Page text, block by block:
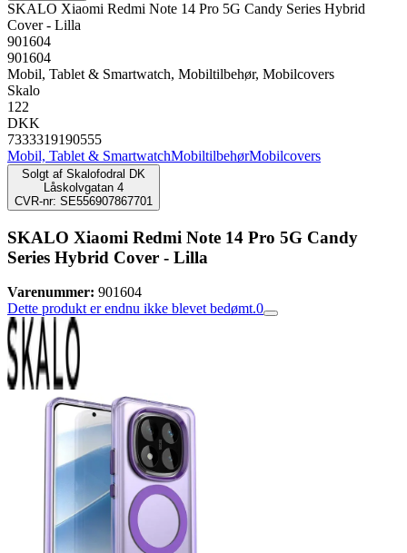
SKALO Xiaomi Redmi Note 14 Pro 5G Candy Series Hybrid
Cover - Lilla
901604
901604
Mobil, Tablet & Smartwatch, Mobiltilbehør, Mobilcovers
Skalo
122
DKK
7333319190555
Mobil, Tablet & SmartwatchMobiltilbehørMobilcovers
Solgt af Skalofodral DK
Låskolvgatan 4
CVR-nr: SE556907867701
SKALO Xiaomi Redmi Note 14 Pro 5G Candy
Series Hybrid Cover - Lilla
Varenummer: 901604
Dette produkt er endnu ikke blevet bedømt.0